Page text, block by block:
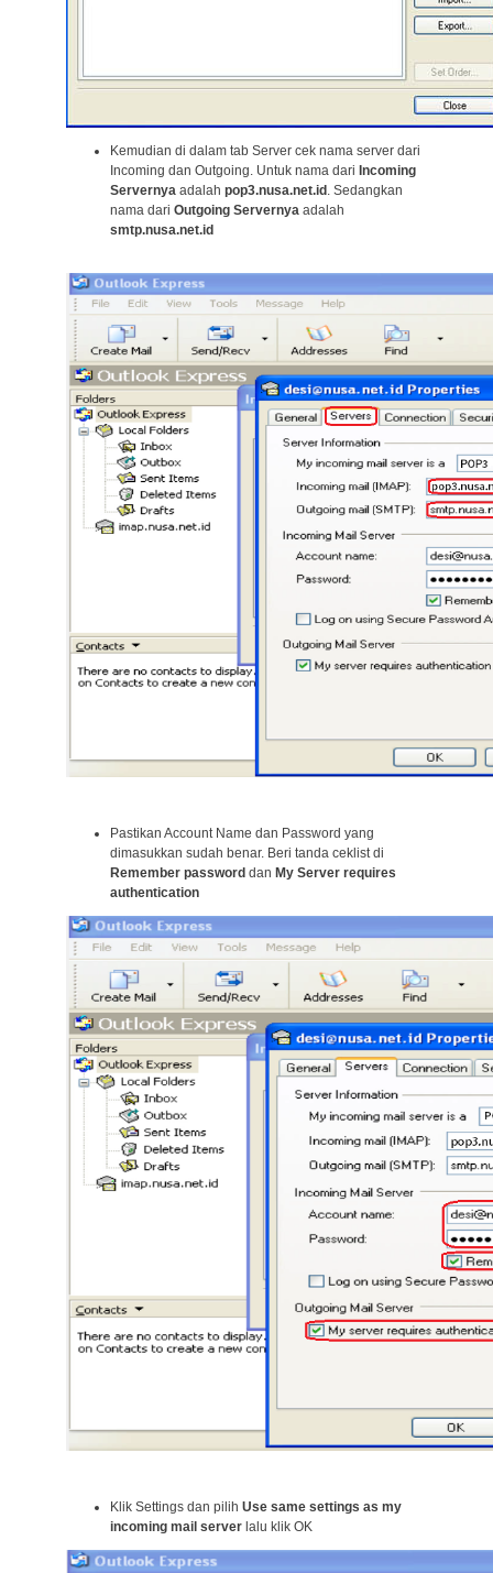
Kemudian di dalam tab Server cek nama server dari
Incoming dan Outgoing. Untuk nama dari Incoming
Servernya adalah pop3.nusa.net.id . Sedangkan
nama dari Outgoing Servernya adalah
smtp.nusa.net.id
Pastikan Account Name dan Password yang
dimasukkan sudah benar. Beri tanda ceklist di
Remember password dan My Server requires
authentication
Klik Settings dan pilih Use same settings as my
incoming mail server lalu klik OK